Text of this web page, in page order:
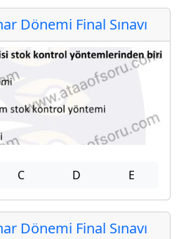
Dönemi Final Sınavı
C D E
Dönemi Final Sınavı